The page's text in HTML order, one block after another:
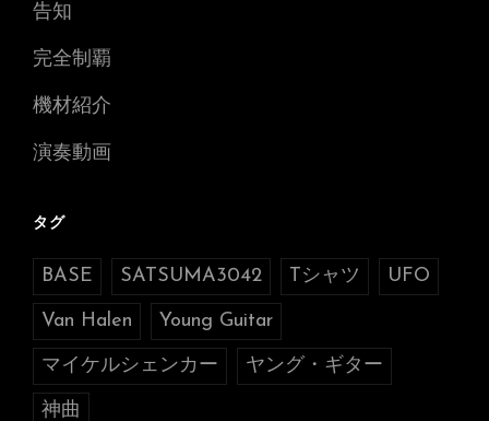
告知
完全制覇
機材紹介
演奏動画
タグ
BASE SATSUMA3042 Tシャツ UFO
Van Halen Young Guitar
マイケルシェンカー ヤング・ギター
神曲